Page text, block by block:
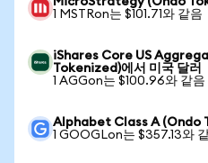
1 MSTRon는 $101.71와 같음
iShares Core US
Tokenized)에서 미국 달러
1 AGGon는 $100.96와 같음
Alphabet Class A (Ondo
1 GOOGLon는 $357.13와